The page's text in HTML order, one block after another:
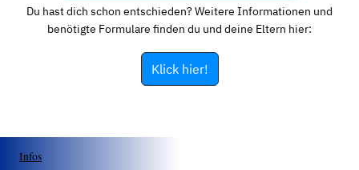
Du hast dich schon entschieden? Weitere Informationen und
benötigte Formulare finden du und deine Eltern hier:
Klick hier!
Infos